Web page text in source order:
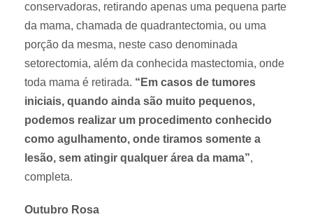
conservadoras, retirando apenas uma pequena parte
da mama, chamada de quadrantectomia, ou uma
porção da mesma, neste caso denominada
setorectomia, além da conhecida mastectomia, onde
toda mama é retirada. “Em casos de tumores
iniciais, quando ainda são muito pequenos,
podemos realizar um procedimento conhecido
como agulhamento, onde tiramos somente a
lesão, sem atingir qualquer área da mama”,
completa.
Outubro Rosa